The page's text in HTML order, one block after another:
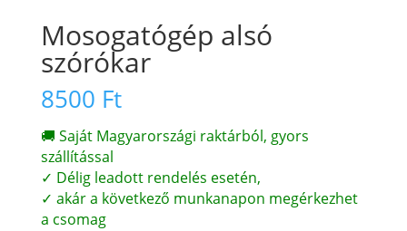
Mosogatógép alsó
szórókar
8500 Ft
🚚 Saját Magyarországi raktárból, gyors
szállítással
✓ Délig leadott rendelés esetén,
✓ akár a következő munkanapon megérkezhet
a csomag